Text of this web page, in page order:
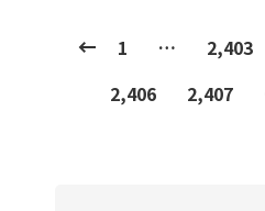
1 … 2,403
2,406
2,407